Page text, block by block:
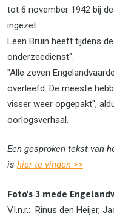
tot 6 november 1942 bij de
ingezet.
Leen Bruin heeft tijdens
onderzeedienst".
"Alle zeven
overleefd. De meeste
visser weer opgepakt",
oorlogsverhaal.
Een gesproken tekst van
is hier te vinden >>
Foto's 3 mede
V.l.n.r.: Rinus den Heijer,